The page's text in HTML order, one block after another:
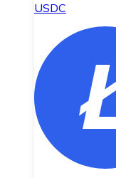
USDC